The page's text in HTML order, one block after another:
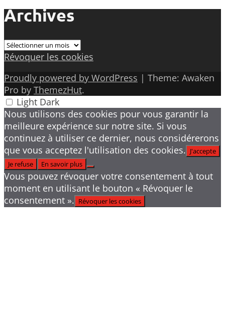
Archives
Archives
Révoquer les cookies
Proudly powered by WordPress | Theme: Awaken
Pro by ThemezHut.
Light Dark
Nous utilisons des cookies pour vous garantir la
meilleure expérience sur notre site. Si vous
continuez à utiliser ce dernier, nous considérerons
que vous acceptez l'utilisation des cookies. J'accepte
Je refuse
En savoir plus
Vous pouvez révoquer votre consentement à tout
moment en utilisant le bouton « Révoquer le
consentement ». Révoquer les cookies